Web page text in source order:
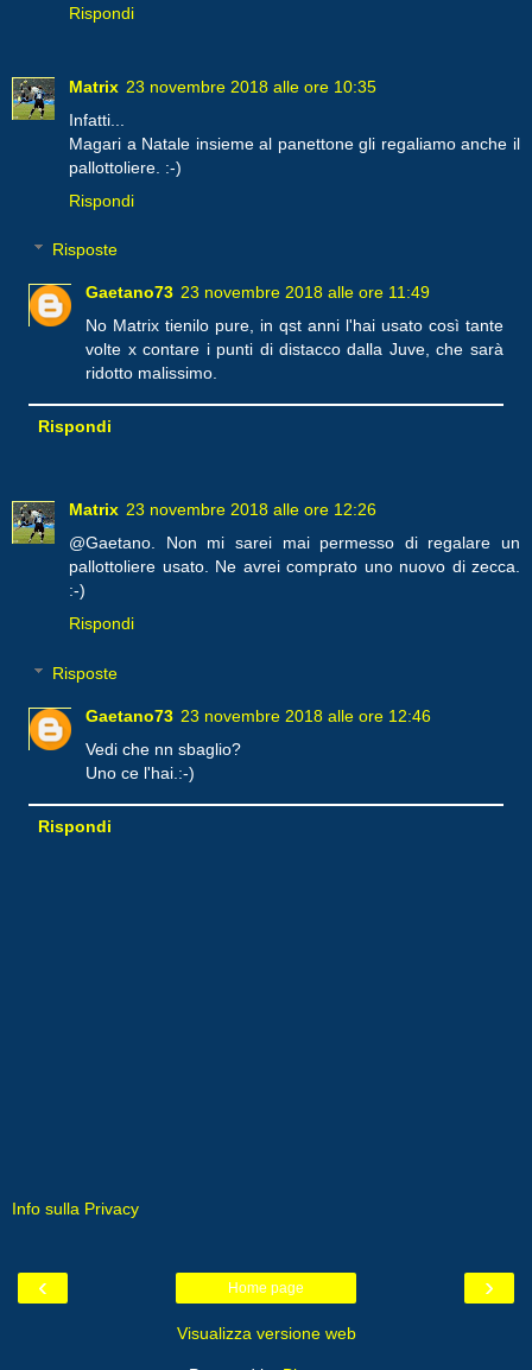
Rispondi
Matrix 23 novembre 2018 alle ore 10:35
Infatti...
Magari a Natale insieme al panettone gli regaliamo anche il
pallottoliere. :-)
Rispondi
Risposte
Gaetano73 23 novembre 2018 alle ore 11:49
No Matrix tienilo pure, in qst anni l'hai usato così tante
volte x contare i punti di distacco dalla Juve, che sarà
ridotto malissimo.
Rispondi
Matrix 23 novembre 2018 alle ore 12:26
@Gaetano. Non mi sarei mai permesso di regalare un
pallottoliere usato. Ne avrei comprato uno nuovo di zecca.
:-)
Rispondi
Risposte
Gaetano73 23 novembre 2018 alle ore 12:46
Vedi che nn sbaglio?
Uno ce l'hai.:-)
Rispondi
Info sulla Privacy
‹ ›
Home page
Visualizza versione web